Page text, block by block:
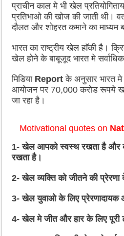
प्राचीन काल मे भी खेल
प्रतिभाओ की खोज की जाती थी।
दौलत और शोहरत कमाने का माध्यम
भारत का राष्ट्रीय खेल हाॅकी है।
खेल होने के बाबूजूद भारत मे
मिडिया Report के अनुसार भारत मे
आयोजन पर 70,000 करोड रूपये
जा रहा है।
Motivational quotes on
1-खेल आपको स्वस्थ रखता है और
रखता है।
2-खेल व्यक्ति को जीतने की प्रेरणा
3-खेल युवाओ के लिए प्रेरणादायक
4-खेल मे जीत और हार के लिए पूरी